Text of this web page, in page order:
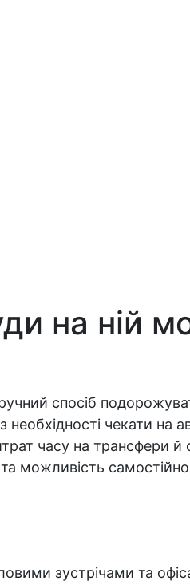
на ній
спосіб
чекати на
часу на трансфери
можливість
зустрічами та